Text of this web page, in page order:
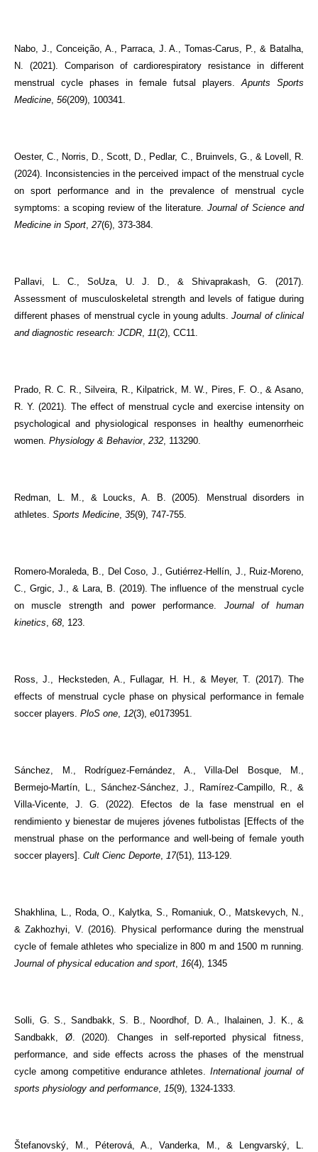
Nabo, J., Conceição, A., Parraca, J. A., Tomas-Carus, P., & Batalha,
N. (2021). Comparison of cardiorespiratory resistance in different
menstrual cycle phases in female futsal players.Apunts Sports
Medicine, 56(209), 100341.
Oester, C., Norris, D., Scott, D., Pedlar, C., Bruinvels, G., & Lovell, R.
(2024). Inconsistencies in the perceived impact of the menstrual cycle
on sport performance and in the prevalence of menstrual cycle
symptoms: a scoping review of the literature. Journal of Science and
Medicine in Sport, 27(6), 373-384.
Pallavi, L. C., SoUza, U. J. D., & Shivaprakash, G. (2017).
Assessment of musculoskeletal strength and levels of fatigue during
different phases of menstrual cycle in young adults.Journal of clinical
and diagnostic research: JCDR, 11(2), CC11.
Prado, R. C. R., Silveira, R., Kilpatrick, M. W., Pires, F. O., & Asano,
R. Y. (2021). The effect of menstrual cycle and exercise intensity on
psychological and physiological responses in healthy eumenorrheic
women. Physiology & Behavior, 232, 113290.
Redman, L. M., & Loucks, A. B. (2005). Menstrual disorders in
athletes. Sports Medicine, 35(9), 747-755.
Romero-Moraleda, B., Del Coso, J., Gutiérrez-Hellín, J., Ruiz-Moreno,
C., Grgic, J., & Lara, B. (2019). The influence of the menstrual cycle
on muscle strength and power performance. Journal of human
kinetics, 68, 123.
Ross, J., Hecksteden, A., Fullagar, H. H., & Meyer, T. (2017). The
effects of menstrual cycle phase on physical performance in female
soccer players. PloS one, 12(3), e0173951.
Sánchez, M., Rodríguez-Fernández, A., Villa-Del Bosque, M.,
Bermejo-Martín, L., Sánchez-Sánchez, J., Ramírez-Campillo, R., &
Villa-Vicente, J. G. (2022). Efectos de la fase menstrual en el
rendimiento y bienestar de mujeres jóvenes futbolistas [Effects of the
menstrual phase on the performance and well-being of female youth
soccer players]. Cult Cienc Deporte, 17(51), 113-129.
Shakhlina, L., Roda, O., Kalytka, S., Romaniuk, O., Matskevych, N.,
& Zakhozhyi, V. (2016). Physical performance during the menstrual
cycle of female athletes who specialize in 800 m and 1500 m running.
Journal of physical education and sport, 16(4), 1345
Solli, G. S., Sandbakk, S. B., Noordhof, D. A., Ihalainen, J. K., &
Sandbakk, Ø. (2020). Changes in self-reported physical fitness,
performance, and side effects across the phases of the menstrual
cycle among competitive endurance athletes.International journal of
sports physiology and performance, 15(9), 1324-1333.
Štefanovský, M., Péterová, A., Vanderka, M., & Lengvarský, L.